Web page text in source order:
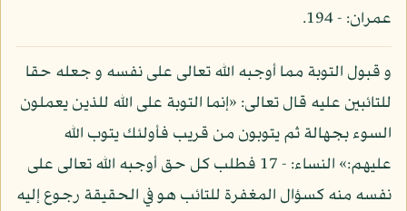
عمران: - 194.
و قبول التوبة مما أوجبه الله تعالى على نفسه و جعله حقا
للتائبين عليه قال تعالى: «إنما التوبة على الله للذين يعملون
السوء بجهالة ثم يتوبون من قريب فأولئك يتوب الله
عليهم:» النساء: - 17 فطلب كل حق أوجبه الله تعالى على
نفسه منه كسؤال المغفرة للتائب هو في الحقيقة رجوع إليه